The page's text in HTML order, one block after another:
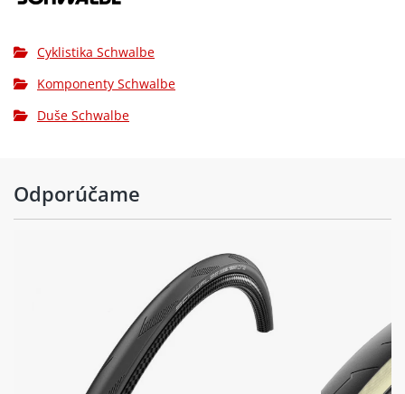
Cyklistika Schwalbe
Komponenty Schwalbe
Duše Schwalbe
Odporúčame